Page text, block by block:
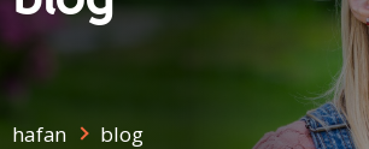
hafan blog